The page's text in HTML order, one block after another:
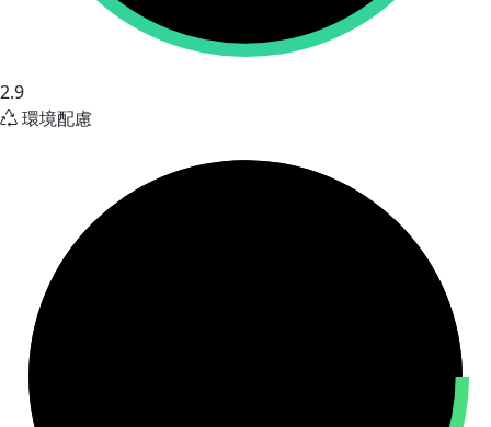
2.9
環境配慮